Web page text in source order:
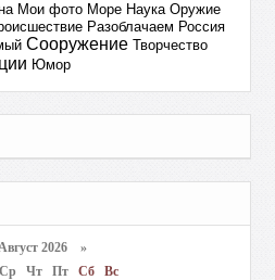
Мои фото Море Наука Оружие
Разоблачаем Россия
Сооружение Творчество
Юмор
2026 »
Ср Чт Пт Сб
Вс